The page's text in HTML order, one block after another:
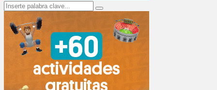
Search
for:
Search